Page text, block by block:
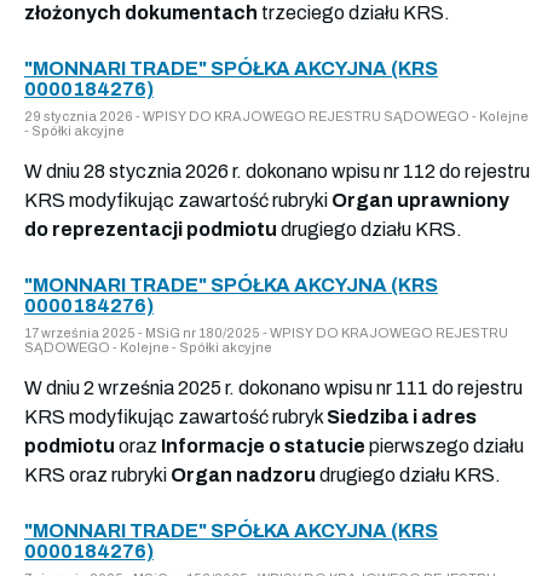
złożonych dokumentach trzeciego działu KRS.
"MONNARI TRADE" SPÓŁKA AKCYJNA (KRS
0000184276)
29 stycznia 2026 - WPISY DO KRAJOWEGO REJESTRU SĄDOWEGO - Kolejne
- Spółki akcyjne
W dniu 28 stycznia 2026 r. dokonano wpisu nr 112 do rejestru
KRS modyfikując zawartość rubryki Organ uprawniony
do reprezentacji podmiotu drugiego działu KRS.
"MONNARI TRADE" SPÓŁKA AKCYJNA (KRS
0000184276)
17 września 2025 - MSiG nr 180/2025 - WPISY DO KRAJOWEGO REJESTRU
SĄDOWEGO - Kolejne - Spółki akcyjne
W dniu 2 września 2025 r. dokonano wpisu nr 111 do rejestru
KRS modyfikując zawartość rubryk Siedziba i adres
podmiotu oraz Informacje o statucie pierwszego działu
KRS oraz rubryki Organ nadzoru drugiego działu KRS.
"MONNARI TRADE" SPÓŁKA AKCYJNA (KRS
0000184276)